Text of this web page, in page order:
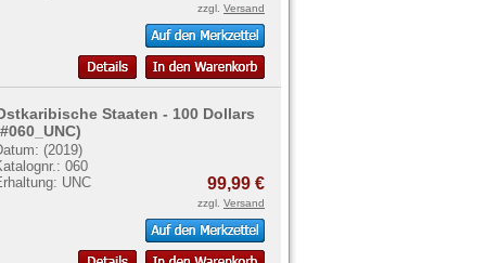
zzgl. Versand
Staaten - 100 Dollars
(2019)
060
UNC
99,99 €
zzgl. Versand